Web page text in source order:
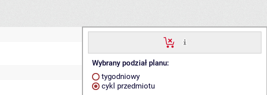
Wybrany podział planu:
tygodniowy
cykl przedmiotu